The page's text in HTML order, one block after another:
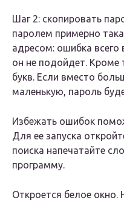
Шаг 2: скопировать
паролем примерно
адресом: ошибка всего
он не подойдет. Кроме
букв. Если вместо
маленькую, пароль
Избежать ошибок
Для ее запуска
поиска напечатайте
программу.
Откроется белое окно.